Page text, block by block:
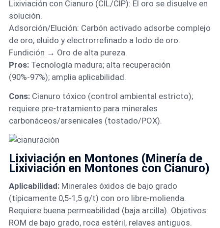
Lixiviación con Cianuro (CIL/CIP): El oro se disuelve en
solución.
Adsorción/Elución: Carbón activado adsorbe complejo
de oro; eluido y electrorrefinado a lodo de oro.
Fundición → Oro de alta pureza.
Pros:Tecnología madura; alta recuperación
(90%-97%); amplia aplicabilidad.
Cons:Cianuro tóxico (control ambiental estricto);
requiere pre-tratamiento para minerales
carbonáceos/arsenicales (tostado/POX).
Lixiviación en Montones (Minería de
Lixiviación en Montones con Cianuro)
Aplicabilidad:Minerales óxidos de bajo grado
(típicamente 0,5-1,5 g/t) con oro libre-molienda.
Requiere buena permeabilidad (baja arcilla). Objetivos:
ROM de bajo grado, roca estéril, relaves antiguos.